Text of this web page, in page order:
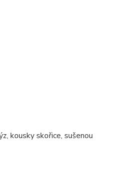
kousky skořice, sušenou